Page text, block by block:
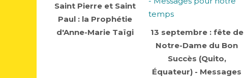
Saint Pierre et Saint
Paul : la Prophétie
d'Anne-Marie Taïgi
13 septembre : fête de
Notre-Dame du Bon
Succès (Quito,
Équateur) - Messages